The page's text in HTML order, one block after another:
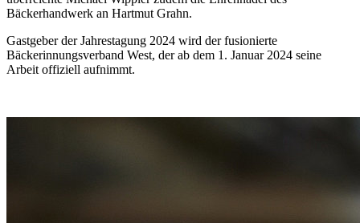
Bäckerhandwerk an Hartmut Grahn.
Gastgeber der Jahrestagung 2024 wird der fusionierte
Bäckerinnungsverband West, der ab dem 1. Januar 2024 seine
Arbeit offiziell aufnimmt.